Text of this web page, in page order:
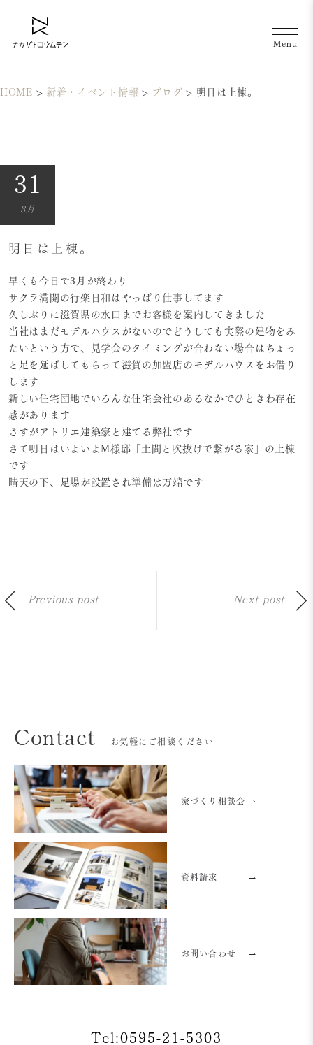
HOME > 新着・イベント情報 > ブログ > 明日は上棟。
31
3月
明日は上棟。
早くも今日で3月が終わり
サクラ満開の行楽日和はやっぱり仕事してます
久しぶりに滋賀県の水口までお客様を案内してきました
当社はまだモデルハウスがないのでどうしても実際の建物をみ
たいという方で、見学会のタイミングが合わない場合はちょっ
と足を延ばしてもらって滋賀の加盟店のモデルハウスをお借り
します
新しい住宅団地でいろんな住宅会社のあるなかでひときわ存在
感があります
さすがアトリエ建築家と建てる弊社です
さて明日はいよいよM様邸「土間と吹抜けで繋がる家」の上棟
です
晴天の下、足場が設置され準備は万端です
Previous post Next post
Contact お気軽にご相談ください
家づくり相談会 ⇀
資料請求 ⇀
お問い合わせ ⇀
Tel:0595-21-5303